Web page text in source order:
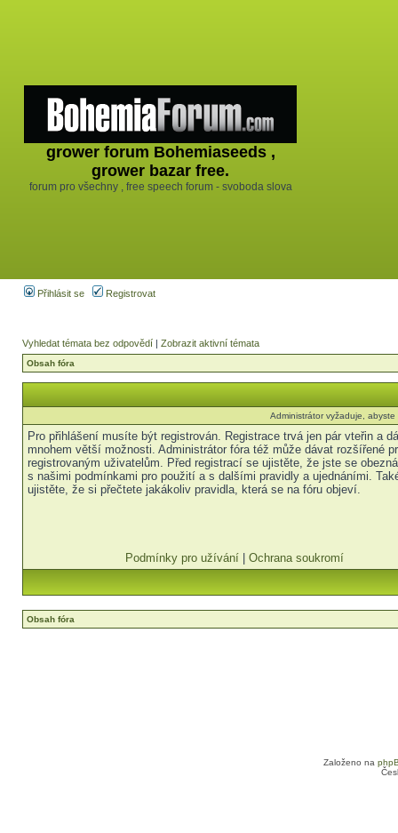
grower forum Bohemiaseeds ,
grower bazar free.
forum pro všechny , free speech forum - svoboda slova
Přihlásit se Registrovat
Vyhledat témata bez odpovědí | Zobrazit aktivní témata
Obsah fóra
Administrátor vyžaduje,
Pro přihlášení musíte být registrován. Registrace trvá jen pár vteřin a
mnohem větší možnosti. Administrátor fóra též může dávat rozšířené
registrovaným uživatelům. Před registrací se ujistěte, že jste se
s našimi podmínkami pro použití a s dalšími pravidly a ujednáními.
ujistěte, že si přečtete jakákoliv pravidla, která se na fóru objeví.
Podmínky pro užívání Ochrana soukromí
Obsah fóra
Založeno na